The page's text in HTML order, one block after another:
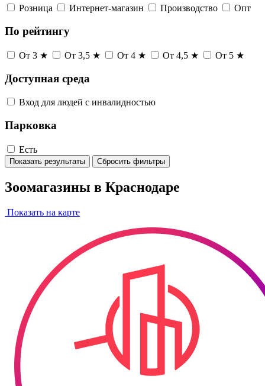
Розница Интернет-магазин Производство Опт
По рейтингу
От 3 ★ От 3,5 ★ От 4 ★ От 4,5 ★ От 5 ★
Доступная среда
Вход для людей с инвалидностью
Парковка
Есть
Показать результаты Сбросить фильтры
Зоомагазины в Краснодаре
Показать на карте